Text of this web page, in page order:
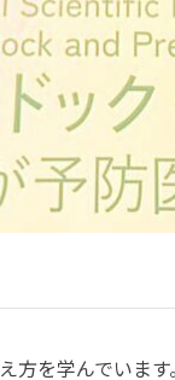
を学んでいま